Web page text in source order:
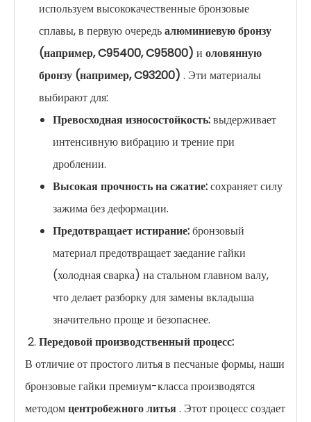
используем высококачественные бронзовые
сплавы, в первую очередьалюминиевую бронзу
(например, C95400, C95800) и оловянную
бронзу (например, C93200) . Эти материалы
выбирают для:
Превосходная износостойкость:выдерживает
интенсивную вибрацию и трение при
дроблении.
Высокая прочность на сжатие:сохраняет силу
зажима без деформации.
Предотвращает истирание:бронзовый
материал предотвращает заедание гайки
(холодная сварка) на стальном главном валу,
что делает разборку для замены вкладыша
значительно проще и безопаснее.
Передовой производственный процесс:
В отличие от простого литья в песчаные формы, наши
бронзовые гайки премиум-класса производятся
методомцентробежного литья. Этот процесс создает